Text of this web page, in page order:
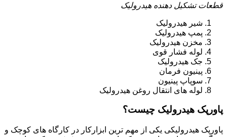
قطعات تشکیل دهنده هیدرولیک
شیر هیدرولیک
پمپ هیدرولیک
مخزن هیدرولیک
لوله فشار قوی
جک هیدرولیک
پینیون فرمان
سوپاپ پینیون
لوله های انتقال روغن هیدرولیک
پاورپک هیدرولیک چیست؟
پاورپک هیدرولیکی یکی از مهم ترین ابزارکار در کارگاه های کوچک و